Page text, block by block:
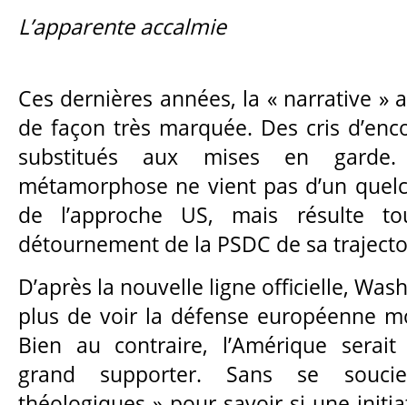
L’apparente accalmie
Ces dernières années, la « narrative »
de façon très marquée. Des cris
substitués aux mises en
métamorphose ne vient pas d’un
de l’approche US, mais résulte
détournement de la PSDC de sa
D’après la nouvelle ligne officielle,
plus de voir la défense européenne
Bien au contraire, l’Amérique
grand supporter. Sans se